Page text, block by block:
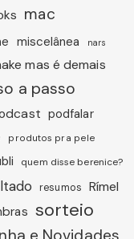
mac
miscelânea nars
mas é demais
a passo
podfalar
produtos pra pele
quem disse berenice?
resumos Rímel
sorteio